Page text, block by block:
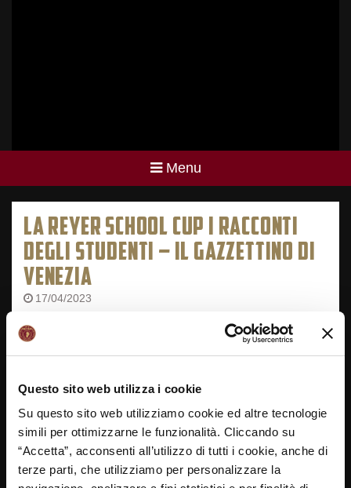
Questo sito web utilizza i cookie
Su questo sito web utilizziamo cookie ed altre tecnologie
simili per ottimizzarne le funzionalità. Cliccando su
“Accetta”, acconsenti all’utilizzo di tutti i cookie, anche di
terze parti, che utilizziamo per personalizzare la
Menu
LA REYER SCHOOL CUP I RACCONTI
DEGLI STUDENTI – IL GAZZETTINO DI
VENEZIA
17/04/2023